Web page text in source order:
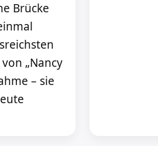
Brücke
„Nancy
– sie